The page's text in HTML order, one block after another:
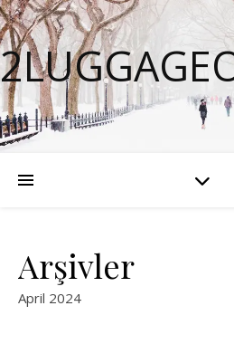
Arşivler
April 2024